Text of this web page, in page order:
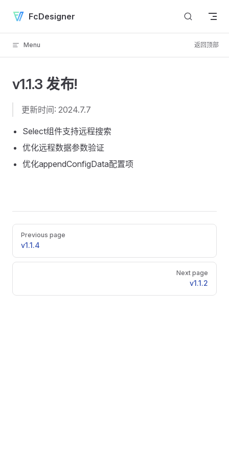
Skip to content
FcDesigner
Menu 返回顶部
v1.1.3 发布!
更新时间: 2024.7.7
Select组件支持远程搜索
优化远程数据参数验证
优化appendConfigData配置项
Pager
Previous page
v1.1.4
Next page
v1.1.2